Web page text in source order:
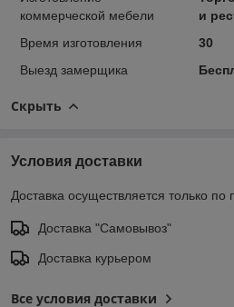
коммерческой мебели
и
Время изготовления
30
Выезд замерщика
Скрыть
Условия доставки
Доставка осуществляется только по
Доставка "Самовывоз"
Доставка курьером
Все условия доставки